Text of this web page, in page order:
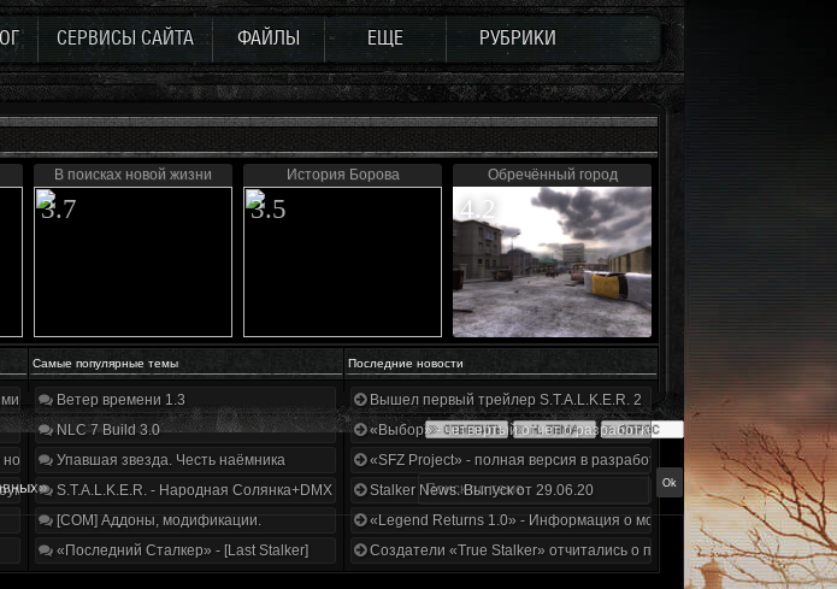
СЕРВИСЫ САЙТА ФАЙЛЫ ЕЩЕ РУБРИКИ
В поисках новой жизни
3.7
История Борова
3.5
Обречённый город
4.2
Самые популярные темы Последние новости
геймплей и сюжет | Разбор трейлера
и отвага
Ветер времени 1.3
NLC 7 Build 3.0
Упавшая звезда. Честь наёмника
S.T.A.L.K.E.R. - Народная Солянка+DMX 1.3.5.ООП.МА.К.
[COM] Аддоны, модификации.
«Последний Сталкер» - [Last Stalker]
Вышел первый трейлер S.T.A.L.K.E.R. 2
«Выбор» - четвертый отчет о разработке!
«SFZ Project» - полная версия в разработке!
Stalker News. Выпуск от 29.06.20
«Legend Returns 1.0» - Информация о моде за июнь 2020
Создатели «True Stalker» отчитались о проделанной работе